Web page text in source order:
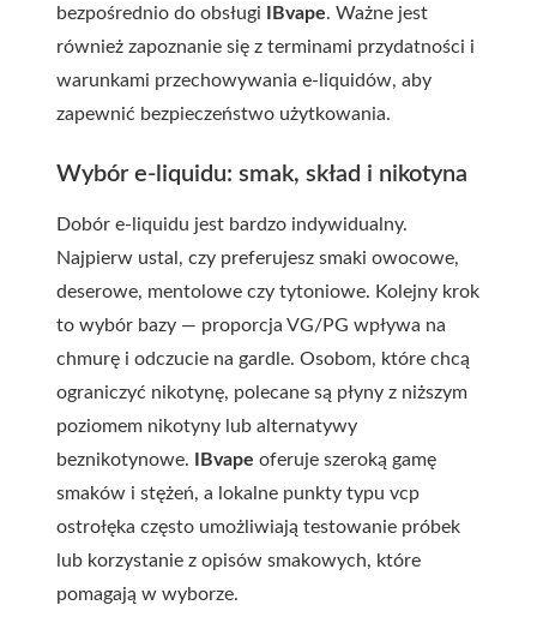
bezpośrednio do obsługi
IBvape. Ważne jest
również zapoznanie się z terminami przydatności i
warunkami przechowywania e-liquidów, aby
zapewnić bezpieczeństwo użytkowania.
Wybór e-liquidu: smak, skład i nikotyna
Dobór e-liquidu jest bardzo indywidualny.
Najpierw ustal, czy preferujesz smaki owocowe,
deserowe, mentolowe czy tytoniowe. Kolejny krok
to wybór bazy — proporcja VG/PG wpływa na
chmurę i odczucie na gardle. Osobom, które chcą
ograniczyć nikotynę, polecane są płyny z niższym
poziomem nikotyny lub alternatywy
beznikotynowe.
IBvape oferuje szeroką gamę
smaków i stężeń, a lokalne punkty typu vcp
ostrołęka często umożliwiają testowanie próbek
lub korzystanie z opisów smakowych, które
pomagają w wyborze.